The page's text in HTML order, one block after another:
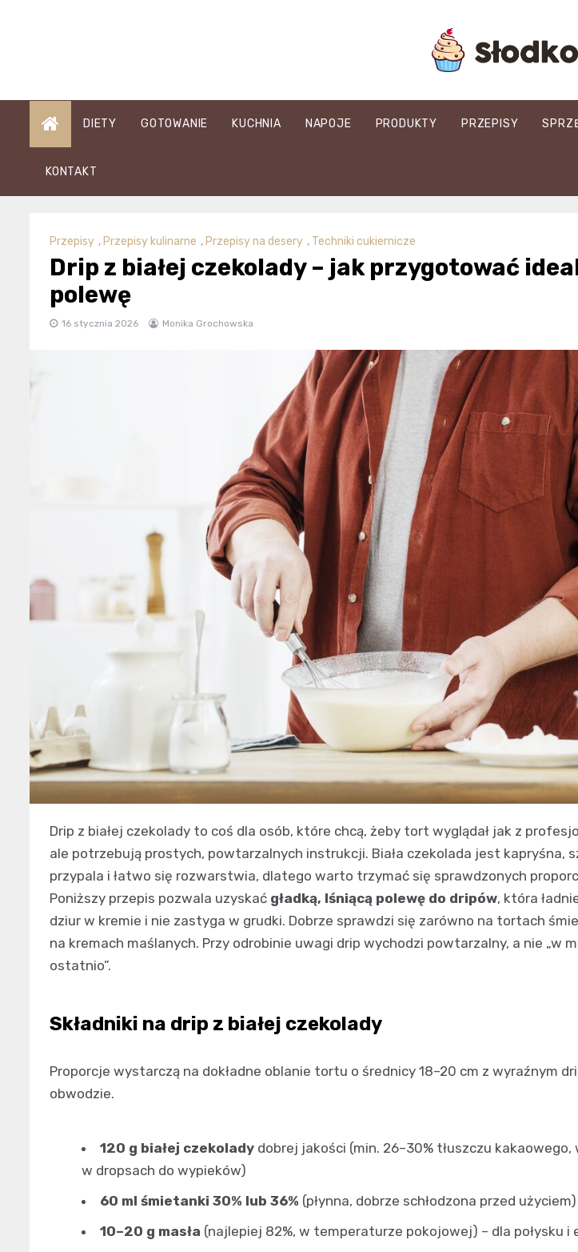
DIETY GOTOWANIE KUCHNIA NAPOJE PRODUKTY PRZEPISY
KONTAKT
Przepisy , Przepisy kulinarne , Przepisy na desery , Techniki cukiernicze
Drip z białej czekolady – jak przygotować
polewę
16 stycznia 2026 Monika Grochowska
Drip z białej czekolady to coś dla osób, które chcą, żeby tort wyglądał jak z
ale potrzebują prostych, powtarzalnych instrukcji. Biała czekolada jest kapryśna,
przypala i łatwo się rozwarstwia, dlatego warto trzymać się sprawdzonych
Poniższy przepis pozwala uzyskać gładką, lśniącą polewę do dripów, która
dziur w kremie i nie zastyga w grudki. Dobrze sprawdzi się zarówno na tortach
na kremach maślanych. Przy odrobinie uwagi drip wychodzi powtarzalny, a nie „w
ostatnio”.
Składniki na drip z białej czekolady
Proporcje wystarczą na dokładne oblanie tortu o średnicy 18–20 cm z wyraźnym
obwodzie.
120 g białej czekolady dobrej jakości (min. 26–30% tłuszczu kakaowego,
w dropsach do wypieków)
60 ml śmietanki 30% lub 36% (płynna, dobrze schłodzona przed użyciem)
10–20 g masła (najlepiej 82%, w temperaturze pokojowej) – dla połysku i